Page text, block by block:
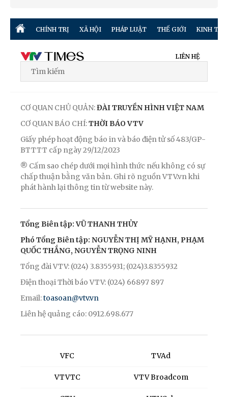
CHÍNH TRỊ XÃ HỘI PHÁP LUẬT THẾ GIỚI KINH TẾ
LIÊN HỆ
CƠ QUAN CHỦ QUẢN:ĐÀI TRUYỀN HÌNH VIỆT NAM
CƠ QUAN BÁO CHÍ:THỜI BÁO VTV
Giấy phép hoạt động báo in và báo điện tử số 483/GP-
BTTTT cấp ngày 29/12/2023
® Cấm sao chép dưới mọi hình thức nếu không có sự
chấp thuận bằng văn bản. Ghi rõ nguồn VTV.vn khi
phát hành lại thông tin từ website này.
Tổng Biên tập: VŨ THANH THỦY
Phó Tổng Biên tập: NGUYỄN THỊ MỸ HẠNH, PHẠM
QUỐC THẮNG, NGUYỄN TRỌNG NINH
Tổng đài VTV: (024) 3.8355931; (024)3.8355932
Điện thoại Thời báo VTV: (024) 66897 897
Email:toasoan@vtv.vn
Liên hệ quảng cáo: 0912.698.677
VFC
VTVTC
TVAd
VTV Broadcom